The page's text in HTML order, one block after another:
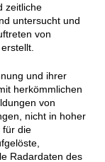
zeitliche
untersucht und
von
und ihrer
herkömmlichen
von
nicht in hoher
für die
Radardaten des